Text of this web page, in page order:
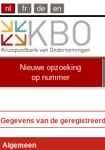
nl fr de en
Nieuwe opzoeking
op nummer
Gegevens van de
Algemeen